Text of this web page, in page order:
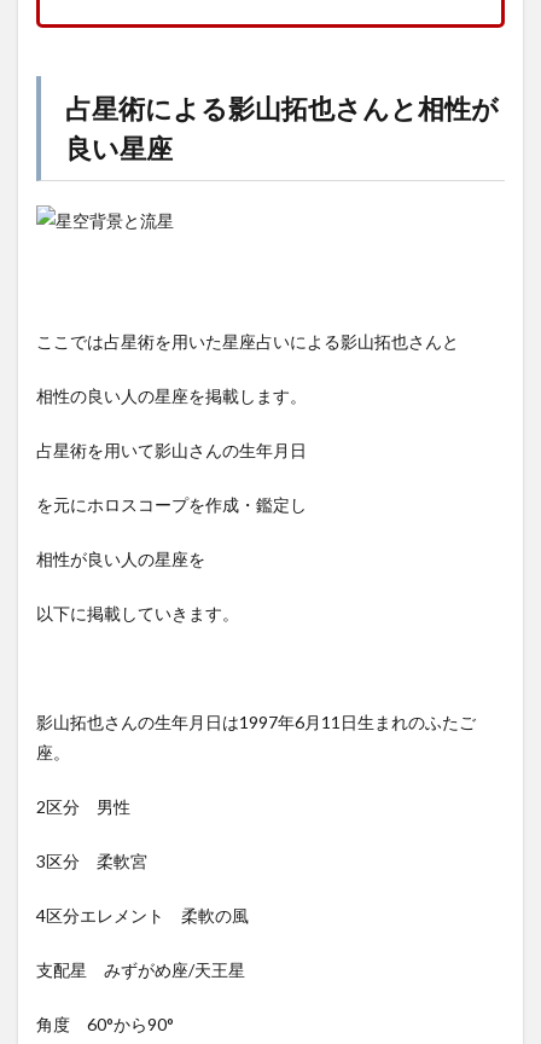
占星術による影山拓也さんと相性が
良い星座
ここでは占星術を用いた星座占いによる影山拓也さんと
相性の良い人の星座を掲載します。
占星術を用いて影山さんの生年月日
を元にホロスコープを作成・鑑定し
相性が良い人の星座を
以下に掲載していきます。
影山拓也さんの生年月日は1997年6月11日生まれのふたご
座。
2区分 男性
3区分 柔軟宮
4区分エレメント 柔軟の風
支配星 みずがめ座/天王星
角度 60°から90°